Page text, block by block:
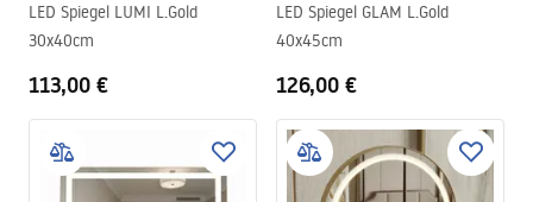
LED Spiegel LUMI L.Gold
30x40cm
113,00 €
LED Spiegel GLAM L.Gold
40x45cm
126,00 €